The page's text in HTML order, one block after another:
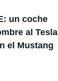
un coche
al Tesla
el Mustang